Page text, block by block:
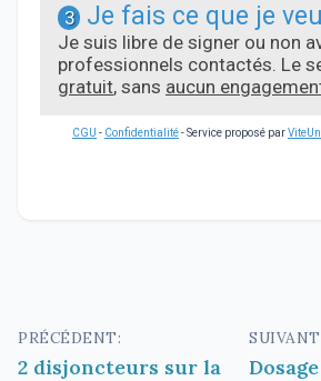
3 Je fais ce que je
Je suis libre de signer ou non
professionnels contactés. Le
gratuit, sans aucun
CGU - Confidentialité- Service proposé par
Navigation
PRÉCÉDENT:
2 disjoncteurs sur la